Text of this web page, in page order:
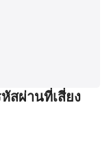
สผ่านที่เสี่ยง